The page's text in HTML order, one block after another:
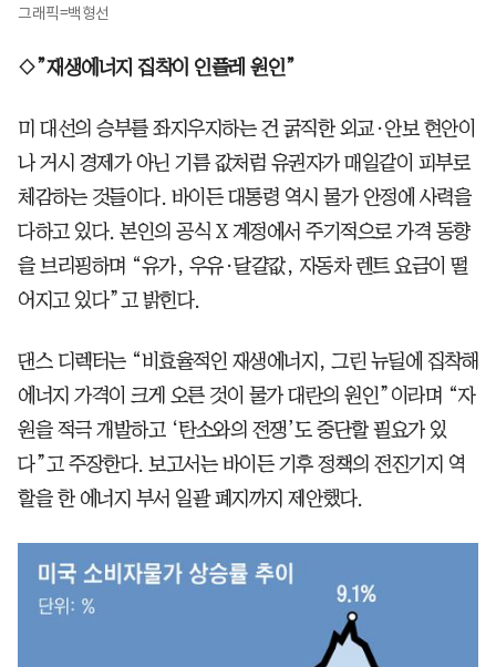
그래픽=백형선
◇”재생에너지 집착이 인플레 원인”
미 대선의 승부를 좌지우지하는 건 굵직한 외교·안보 현안이
나 거시 경제가 아닌 기름 값처럼 유권자가 매일같이 피부로
체감하는 것들이다. 바이든 대통령 역시 물가 안정에 사력을
다하고 있다. 본인의 공식 X 계정에서 주기적으로 가격 동향
을 브리핑하며 “유가, 우유·달걀값, 자동차 렌트 요금이 떨
어지고 있다”고 밝힌다.
댄스 디렉터는 “비효율적인 재생에너지, 그린 뉴딜에 집착해
에너지 가격이 크게 오른 것이 물가 대란의 원인”이라며 “자
원을 적극 개발하고 ‘탄소와의 전쟁’도 중단할 필요가 있
다”고 주장한다. 보고서는 바이든 기후 정책의 전진기지 역
할을 한 에너지 부서 일괄 폐지까지 제안했다.